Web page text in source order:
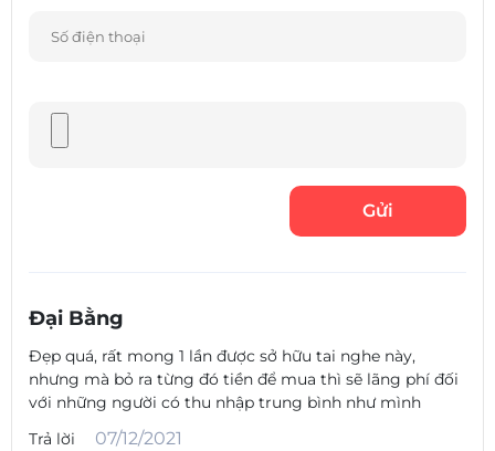
hứa hẹn này không phải lúc nào cũng mang lại hiệu quả
điện thoại, các cuộc gọi được chấp nhận và hủy bằng cách
nhận và hủy bằng cách nhấn vào nút trung tâm ở phía bên
Đại Bằng
Đẹp quá, rất mong 1 lần được sở hữu tai nghe này,
nhưng mà bỏ ra từng đó tiền để mua thì sẽ lãng phí đối
với những người có thu nhập trung bình như mình
Trả lời
07/12/2021